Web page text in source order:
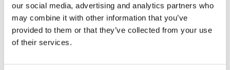
our social media, advertising and analytics partners who
may combine it with other information that you’ve
provided to them or that they’ve collected from your use
of their services.
GIU